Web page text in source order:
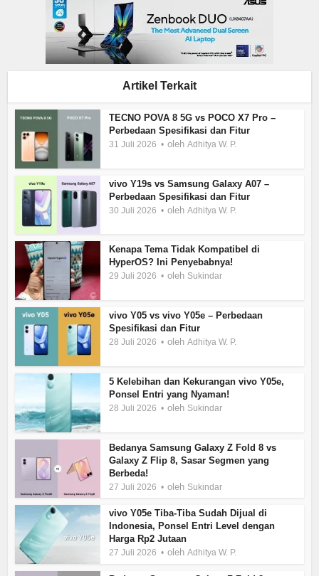
Artikel Terkait
TECNO POVA 8 5G vs POCO X7 Pro –
Perbedaan Spesifikasi dan Fitur
31 Juli 2026 olehAdhitya W. P.
vivo Y19s vs Samsung Galaxy A07 –
Perbedaan Spesifikasi dan Fitur
30 Juli 2026 olehAdhitya W. P.
Kenapa Tema Tidak Kompatibel di
HyperOS? Ini Penyebabnya!
29 Juli 2026 oleh Sukindar
vivo Y05 vs vivo Y05e – Perbedaan
Spesifikasi dan Fitur
28 Juli 2026 olehAdhitya W. P.
5 Kelebihan dan Kekurangan vivo Y05e,
Ponsel Entri yang Nyaman!
28 Juli 2026 oleh Sukindar
Bedanya Samsung Galaxy Z Fold 8 vs
Galaxy Z Flip 8, Sasar Segmen yang
Berbeda!
27 Juli 2026 oleh Sukindar
vivo Y05e Tiba-Tiba Sudah Dijual di
Indonesia, Ponsel Entri Level dengan
Harga Rp2 Jutaan
27 Juli 2026 olehAdhitya W. P.